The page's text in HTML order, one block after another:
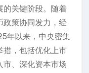
的关键阶段。随着
政策协同发力，经
年以来，中央密集
措，包括优化上市
市、深化资本市场